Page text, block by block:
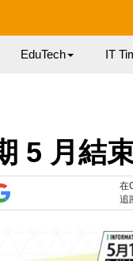
EduTech IT
5 月結
在
追